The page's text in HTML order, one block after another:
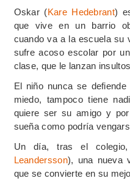
Oskar (Kare Hedebrant)
que vive en un barrio
cuando va a la escuela su
sufre acoso escolar por
clase, que le lanzan
El niño nunca se
miedo, tampoco tiene
quiere ser su amigo y
sueña como podría
Un día, tras el
Leandersson), una nueva
que se convierte en su